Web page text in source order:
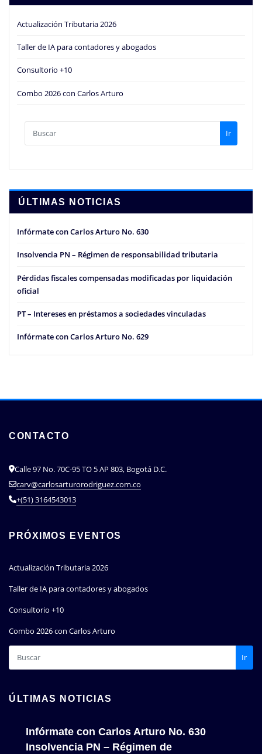
Actualización Tributaria 2026
Taller de IA para contadores y abogados
Consultorio +10
Combo 2026 con Carlos Arturo
Ir
ÚLTIMAS NOTICIAS
Infórmate con Carlos Arturo No. 630
Insolvencia PN – Régimen de responsabilidad tributaria
Pérdidas fiscales compensadas modificadas por liquidación
oficial
PT – Intereses en préstamos a sociedades vinculadas
Infórmate con Carlos Arturo No. 629
CONTACTO
Calle 97 No. 70C-95 TO 5 AP 803, Bogotá D.C.
carv@carlosarturorodriguez.com.co
+(51) 3164543013
PRÓXIMOS EVENTOS
Actualización Tributaria 2026
Taller de IA para contadores y abogados
Consultorio +10
Combo 2026 con Carlos Arturo
Ir
ÚLTIMAS NOTICIAS
Infórmate con Carlos Arturo No. 630
Insolvencia PN – Régimen de